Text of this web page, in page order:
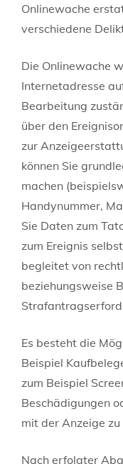
Onlinewache
verschiedene
Die Onlinewache
Internetadresse
Bearbeitung
über den
zur
können Sie
machen
Handynummer,
Sie Daten zum
zum Ereignis
begleitet von
beziehungsweise
Es besteht die
Beispiel
zum Beispiel
Beschädigungen
mit der Anzeige
Nach erfolgter